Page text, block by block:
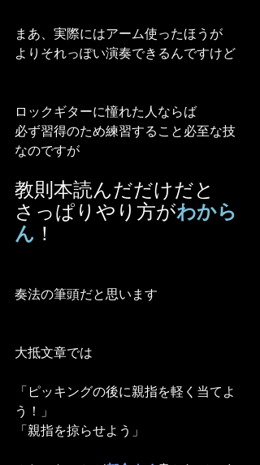
まあ、実際にはアーム使ったほうが
よりそれっぽい演奏できるんですけど
ロックギターに憧れた人ならば
必ず習得のため練習すること必至な技
なのですが
教則本読んだだけだと
さっぱりやり方がわから
ん ！
奏法の筆頭だと思います
大抵文章では
「ピッキングの後に親指を軽く当てよ
う！」
「親指を掠らせよう」